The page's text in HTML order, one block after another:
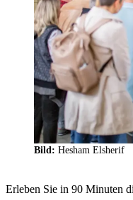
Bild: Hesham Elsherif
Erleben Sie in 90 Minuten